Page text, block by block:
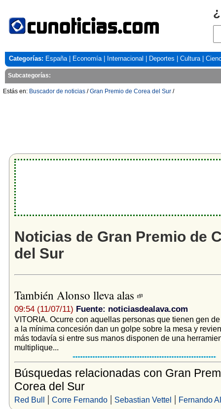
Categorías: España| Economía| Internacional Deportes Cultura|
Subcategorías:
Estás en: Buscador de noticias /Gran Premio de Corea del Sur /
Noticias de Gran Premio de
del Sur
También Alonso lleva alas
09:54 (11/07/11) Fuente: noticiasdealava.com
VITORIA. Ocurre con aquellas personas que tienen gen
a la mínima concesión dan un golpe sobre la mesa y
más todavía si entre sus manos disponen de una
multiplique...
Búsquedas relacionadas con Gran
Corea del Sur
Red Bull | Corre Fernando| Sebastian Vettel | Fernando